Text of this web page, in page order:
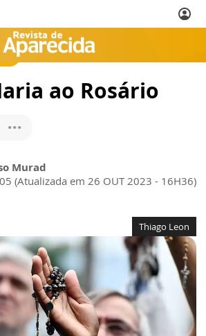
ao Rosário
Murad
(Atualizada em 26 OUT 2023 - 16H36)
Thiago Leon